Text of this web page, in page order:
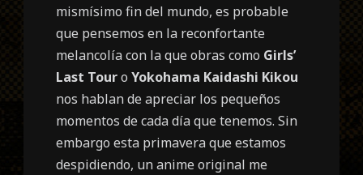
mismísimo fin del mundo, es probable
que pensemos en la reconfortante
melancolía con la que obras como Girls’
Last TouroYokohama Kaidashi Kikou
nos hablan de apreciar los pequeños
momentos de cada día que tenemos. Sin
embargo esta primavera que estamos
despidiendo, un anime original me